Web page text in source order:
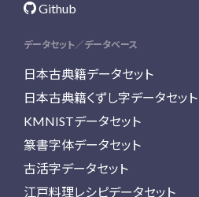
Github
データセット／データベース
日本古典籍データセット
日本古典籍くずし字データセット
KMNISTデータセット
篆書字体データセット
古活字データセット
江戸料理レシピデータセット